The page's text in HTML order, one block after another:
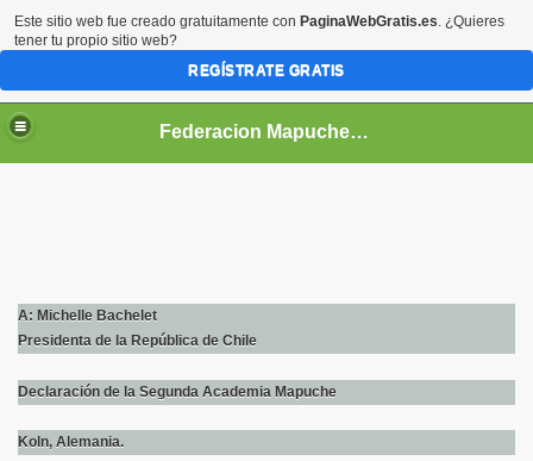
Federacion Mapuche de Estudiantes
A: Michelle Bachelet
Presidenta de la República de Chile
Declaración de la Segunda Academia Mapuche
Koln, Alemania.
del Pueblo Mapuche
Este sitio web fue creado gratuitamente con PaginaWebGratis.es. ¿Quieres
tener tu propio sitio web?
REGÍSTRATE GRATIS